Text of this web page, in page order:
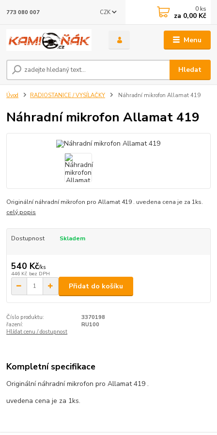
Menu
CZK
Hledat
773 080 007 0 ks
za 0,00 Kč
Úvod RADIOSTANICE / VYSÍLAČKY Náhradní mikrofon Allamat 419
Náhradní mikrofon Allamat 419
Originální náhradní mikrofon pro Allamat 419 . uvedena cena je za 1ks.
celý popis
Dostupnost Skladem
540 Kč/ks
446 Kč bez DPH
Přidat do košíku
Číslo produktu:
3370198
řazení:
RU100
Hlídat cenu / dostupnost
Kompletní specifikace
Originální náhradní mikrofon pro Allamat 419 .
uvedena cena je za 1ks.